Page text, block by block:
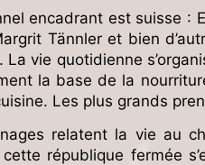
encadrant est suisse :
Tännler et bien
La vie quotidienne
la base de la
Les plus grands
relatent la vie au
république fermée